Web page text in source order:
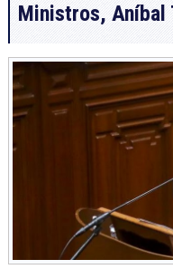
Ministros, Aníbal